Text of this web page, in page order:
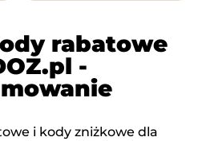
rabatowe
-
i kody zniżkowe dla